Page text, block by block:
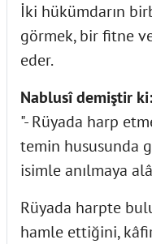
İki hükümdarın
görmek, bir fitne
eder.
Nablusî demiştir ki:
"- Rüyada harp
temin hususunda
isimle anılmaya
Rüyada harpte
hamle ettiğini,